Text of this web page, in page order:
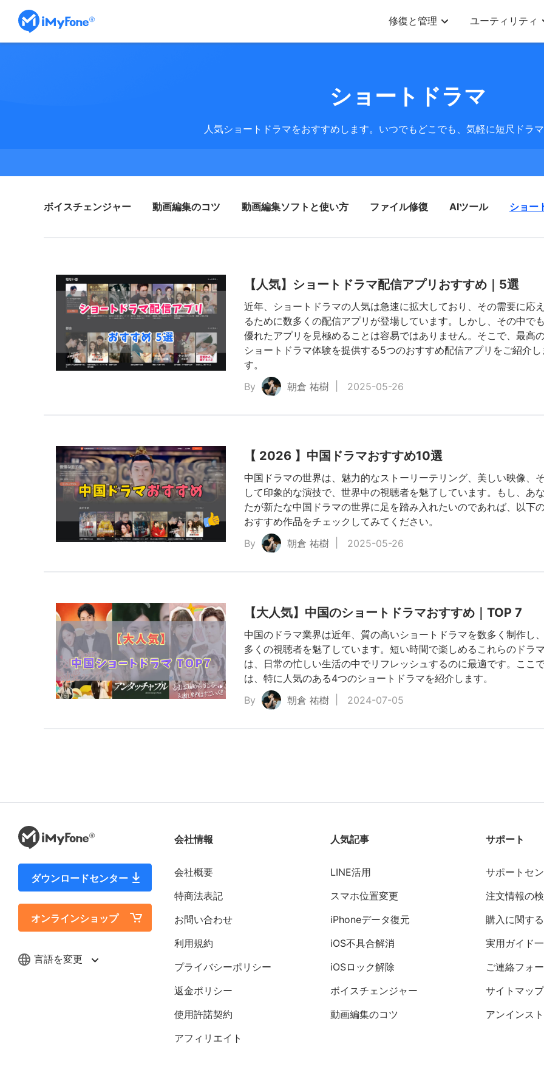
修復と管理 ユーティリティ
ショートドラマ
人気ショートドラマをおすすめします。いつでもどこでも、気軽に短尺ドラ
ボイスチェンジャー 動画編集のコツ 動画編集ソフトと使い方 ファイル修復 AIツール ショー
【人気】ショートドラマ配信アプリおすすめ｜5選
近年、ショートドラマの人気は急速に拡大しており、その需要に応え
るために数多くの配信アプリが登場しています。しかし、その中でも
優れたアプリを見極めることは容易ではありません。そこで、最高
ショートドラマ体験を提供する5つのおすすめ配信アプリをご紹介し
す。
By
朝倉 祐樹 2025-05-26
【 2026 】中国ドラマおすすめ10選
中国ドラマの世界は、魅力的なストーリーテリング、美しい映像、そ
して印象的な演技で、世界中の視聴者を魅了しています。もし、あな
たが新たな中国ドラマの世界に足を踏み入れたいのであれば、以下
おすすめ作品をチェックしてみてください。
By
朝倉 祐樹 2025-05-26
【大人気】中国のショートドラマおすすめ｜TOP 7
中国のドラマ業界は近年、質の高いショートドラマを数多く制作し、
多くの視聴者を魅了しています。短い時間で楽しめるこれらのドラマ
は、日常の忙しい生活の中でリフレッシュするのに最適です。ここ
は、特に人気のある4つのショートドラマを紹介します。
By
朝倉 祐樹 2024-07-05
ダウンロードセンター
オンラインショップ
言語を変更
会社情報
会社概要
特商法表記
お問い合わせ
利用規約
プライバシーポリシー
返金ポリシー
使用許諾契約
アフィリエイト
人気記事
LINE活用
スマホ位置変更
iPhoneデータ復元
iOS不具合解消
iOSロック解除
ボイスチェンジャー
動画編集のコツ
サポート
サポートセ
注文情報の
購入に関す
実用ガイド
ご連絡フォ
サイトマップ
アンインス